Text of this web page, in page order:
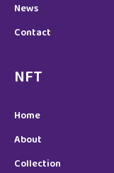
News
Contact
NFT
Home
About
Collection